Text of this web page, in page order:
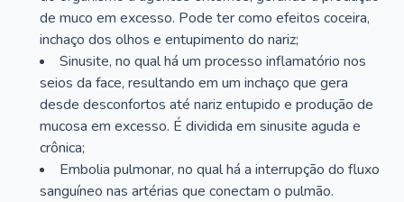
de muco em excesso. Pode ter como efeitos coceira,
inchaço dos olhos e entupimento do nariz;
Sinusite, no qual há um processo inflamatório nos
seios da face, resultando em um inchaço que gera
desde desconfortos até nariz entupido e produção de
mucosa em excesso. É dividida em sinusite aguda e
crônica;
Embolia pulmonar, no qual há a interrupção do fluxo
sanguíneo nas artérias que conectam o pulmão.